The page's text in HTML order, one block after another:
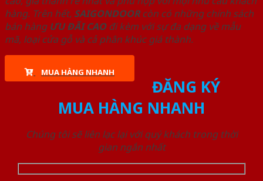
hàng. Trên hết, SAIGONDOORcòn có những chính sách
bán hàng ƯU ĐÃI CAOđi kèm với sự đa dạng về mẫu
mã, loại cửa gỗ và cả phân khúc giá thành.
MUA HÀNG NHANH
ĐĂNG KÝ
MUA HÀNG NHANH
Chúng tôi sẽ liên lạc lại với quý khách trong thời
gian ngắn nhất